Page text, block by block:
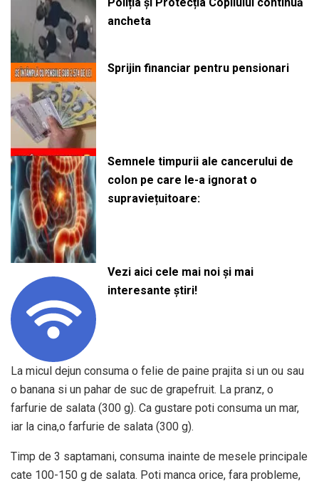
ancheta
Sprijin financiar pentru pensionari
Semnele timpurii ale cancerului de
colon pe care le-a ignorat o
supraviețuitoare:
Vezi aici cele mai noi și mai
interesante știri!
La micul dejun consuma o felie de paine prajita si un ou sau
o banana si un pahar de suc de grapefruit. La pranz, o
farfurie de salata (300 g). Ca gustare poti consuma un mar,
iar la cina,o farfurie de salata (300 g).
Timp de 3 saptamani, consuma inainte de mesele principale
cate 100-150 g de salata. Poti manca orice, fara probleme,